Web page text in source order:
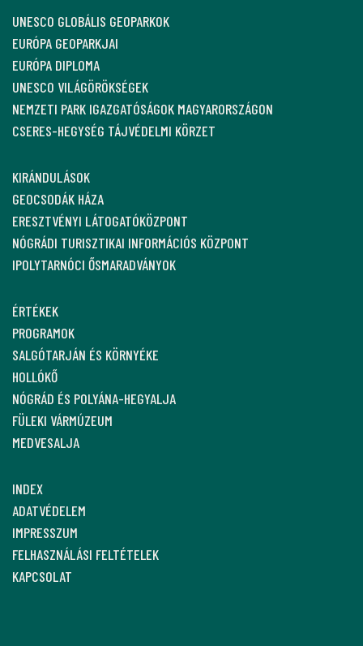
UNESCO GLOBÁLIS GEOPARKOK
EURÓPA GEOPARKJAI
EURÓPA DIPLOMA
UNESCO VILÁGÖRÖKSÉGEK
NEMZETI PARK IGAZGATÓSÁGOK MAGYARORSZÁGON
CSERES-HEGYSÉG TÁJVÉDELMI KÖRZET
KIRÁNDULÁSOK
GEOCSODÁK HÁZA
ERESZTVÉNYI LÁTOGATÓKÖZPONT
NÓGRÁDI TURISZTIKAI INFORMÁCIÓS KÖZPONT
IPOLYTARNÓCI ŐSMARADVÁNYOK
ÉRTÉKEK
PROGRAMOK
SALGÓTARJÁN ÉS KÖRNYÉKE
HOLLÓKŐ
NÓGRÁD ÉS POLYÁNA-HEGYALJA
FÜLEKI VÁRMÚZEUM
MEDVESALJA
INDEX
ADATVÉDELEM
IMPRESSZUM
FELHASZNÁLÁSI FELTÉTELEK
KAPCSOLAT